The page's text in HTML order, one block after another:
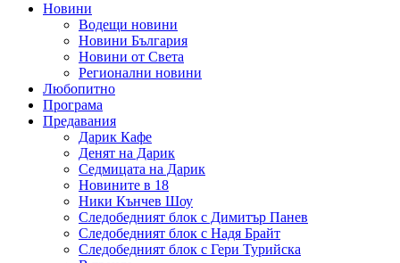
Новини
Водещи новини
Новини България
Новини от Света
Регионални новини
Любопитно
Програма
Предавания
Дарик Кафе
Денят на Дарик
Седмицата на Дарик
Новините в 18
Ники Кънчев Шоу
Следобедният блок с Димитър Панев
Следобедният блок с Надя Брайт
Следобедният блок с Гери Турийска